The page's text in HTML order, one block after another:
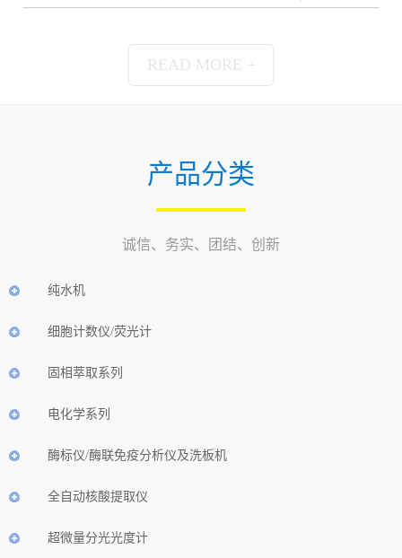
READ MORE +
产品分类
诚信、务实、团结、创新
纯水机
细胞计数仪/荧光计
固相萃取系列
电化学系列
酶标仪/酶联免疫分析仪及洗板机
全自动核酸提取仪
超微量分光光度计